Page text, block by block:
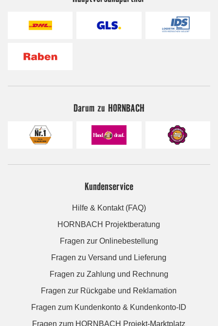
Darum zu HORNBACH
Kundenservice
Hilfe & Kontakt (FAQ)
HORNBACH Projektberatung
Fragen zur Onlinebestellung
Fragen zu Versand und Lieferung
Fragen zu Zahlung und Rechnung
Fragen zur Rückgabe und Reklamation
Fragen zum Kundenkonto & Kundenkonto-ID
Fragen zum HORNBACH Projekt-Marktplatz